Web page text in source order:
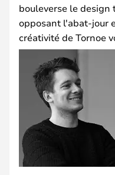
bouleverse le
opposant l'abat-jour
créativité de Tornoe